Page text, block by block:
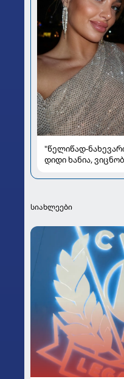
"წელიწად-
დიდი ხანია,
სიახლეები